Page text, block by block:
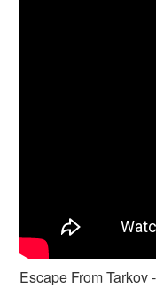
Escape From